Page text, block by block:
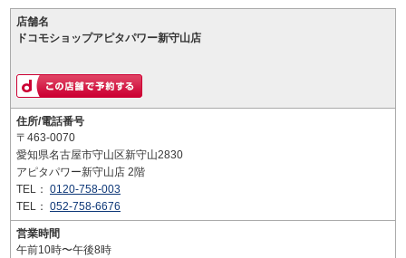
店舗名
ドコモショップアピタパワー新守山店
住所/電話番号
〒463-0070
愛知県名古屋市守山区新守山2830
アピタパワー新守山店 2階
TEL： 0120-758-003
TEL： 052-758-6676
営業時間
午前10時〜午後8時